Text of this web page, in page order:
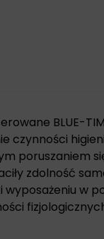
BLUE-
czynności
poruszaniem
zdolność
w